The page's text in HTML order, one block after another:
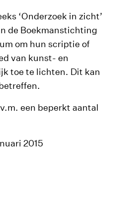
‘Onderzoek in zicht’
de Boekmanstichting
om hun scriptie of
van kunst- en
toe te lichten. Dit kan
een beperkt aantal
2015